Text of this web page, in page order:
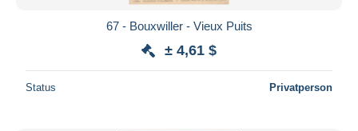
67 - Bouxwiller - Vieux Puits
± 4,61 $
Status Privatperson